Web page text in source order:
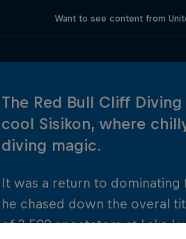
Want to see content from
The Red Bull Cliff
cool Sisikon, where
diving magic.
It was a return to
he chased down the overal
of 3,500 spectators at Lake